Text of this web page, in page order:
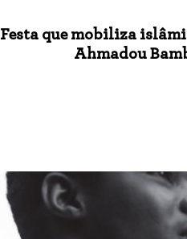
Festa que mobiliza
Ahmadou